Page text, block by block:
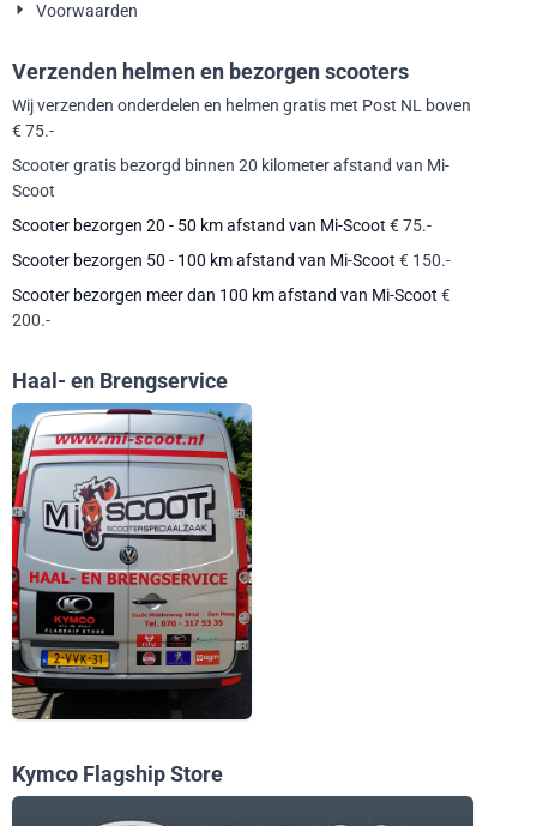
Voorwaarden
Verzenden helmen en bezorgen scooters
Wij verzenden onderdelen en helmen gratis met Post NL boven
€ 75.-
Scooter gratis bezorgd binnen 20 kilometer afstand van Mi-
Scoot
Scooter bezorgen 20 - 50 km afstand van Mi-Scoot € 75.-
Scooter bezorgen 50 - 100 km afstand van Mi-Scoot € 150.-
Scooter bezorgen meer dan 100 km afstand van Mi-Scoot €
200.-
Haal- en Brengservice
Kymco Flagship Store